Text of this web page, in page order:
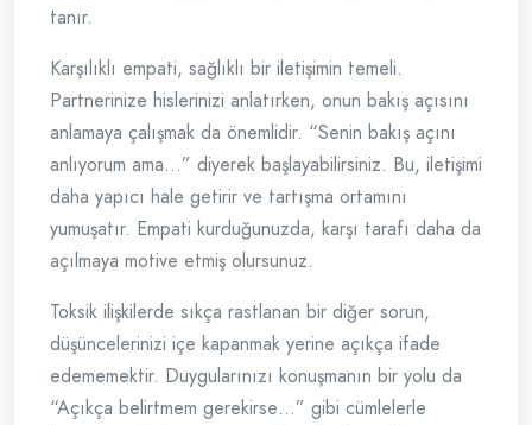
tanır.
Karşılıklı empati, sağlıklı bir iletişimin temeli.
Partnerinize hislerinizi anlatırken, onun bakış açısını
anlamaya çalışmak da önemlidir. “Senin bakış açını
anlıyorum ama…” diyerek başlayabilirsiniz. Bu, iletişimi
daha yapıcı hale getirir ve tartışma ortamını
yumuşatır. Empati kurduğunuzda, karşı tarafı daha da
açılmaya motive etmiş olursunuz.
Toksik ilişkilerde sıkça rastlanan bir diğer sorun,
düşüncelerinizi içe kapanmak yerine açıkça ifade
edememektir. Duygularınızı konuşmanın bir yolu da
“Açıkça belirtmem gerekirse…” gibi cümlelerle